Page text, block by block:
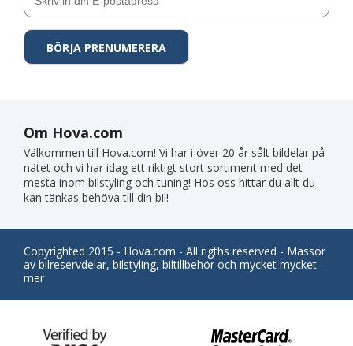
Om Hova.com
Välkommen till Hova.com! Vi har i över 20 år sålt bildelar på
nätet och vi har idag ett riktigt stort sortiment med det
mesta inom bilstyling och tuning! Hos oss hittar du allt du
kan tänkas behöva till din bil!
Copyrighted 2015 - Hova.com - All rigths reserved - Massor
av bilreservdelar, bilstyling, biltillbehör och mycket mycket
mer